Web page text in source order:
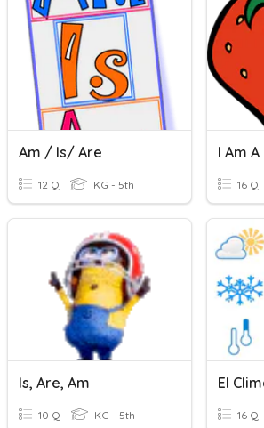
Am / Is/ Are
12 Q KG - 5th
I Am A
16 Q
Is, Are, Am
10 Q KG - 5th 16 Q